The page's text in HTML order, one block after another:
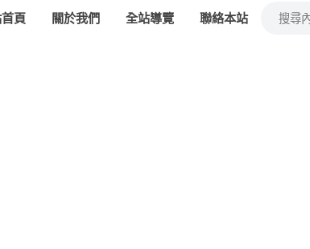
頁 關於我們 全站導覽 聯絡本站